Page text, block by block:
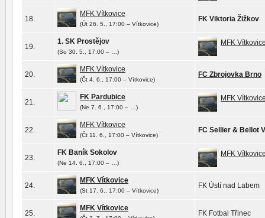
18.
MFK Vítkovice
(Út 26. 5., 17:00 – Vítkovice)
FK Viktoria Žižkov
19.
1. SK Prostějov
(So 30. 5., 17:00 – …)
MFK
20.
MFK Vítkovice
(Čt 4. 6., 17:00 – Vítkovice)
FC Zbrojovka Brno
21.
FK Pardubice
(Ne 7. 6., 17:00 – …)
MFK
22.
MFK Vítkovice
(Čt 11. 6., 17:00 – Vítkovice)
FC Sellier & Bellot
23.
FK Baník Sokolov
(Ne 14. 6., 17:00 – …)
MFK
24.
MFK Vítkovice
(St 17. 6., 17:00 – Vítkovice)
FK Ústí nad Labem
25.
MFK Vítkovice
FK Fotbal Třinec